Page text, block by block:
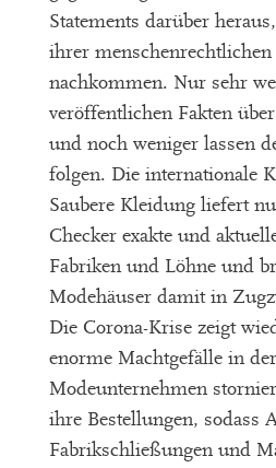
Statements darüber
ihrer
nachkommen. Nur sehr
veröffentlichen Fakten
und noch weniger lassen
folgen. Die internationale
Saubere Kleidung liefert
Checker exakte und
Fabriken und Löhne und
Modehäuser damit in
Die Corona-Krise zeigt
enorme Machtgefälle in
Modeunternehmen
ihre Bestellungen, sodass
Fabrikschließungen und